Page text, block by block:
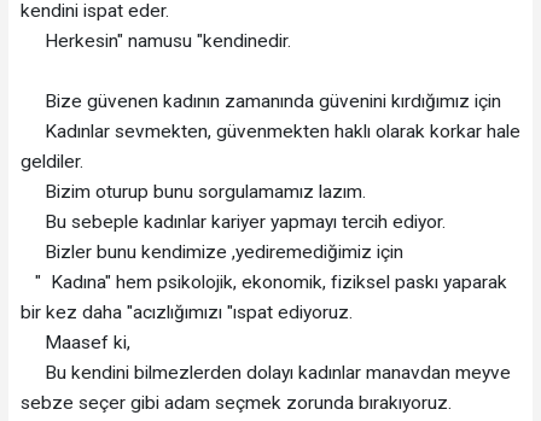
kendini ispat eder.
Herkesin" namusu "kendinedir.
Bize güvenen kadının zamanında güvenini kırdığımız için
Kadınlar sevmekten, güvenmekten haklı olarak korkar hale
geldiler.
Bizim oturup bunu sorgulamamız lazım.
Bu sebeple kadınlar kariyer yapmayı tercih ediyor.
Bizler bunu kendimize ,yediremediğimiz için
" Kadına" hem psikolojik, ekonomik, fiziksel paskı yaparak
bir kez daha "acızlığımızı "ıspat ediyoruz.
Maasef ki,
Bu kendini bilmezlerden dolayı kadınlar manavdan meyve
sebze seçer gibi adam seçmek zorunda bırakıyoruz.